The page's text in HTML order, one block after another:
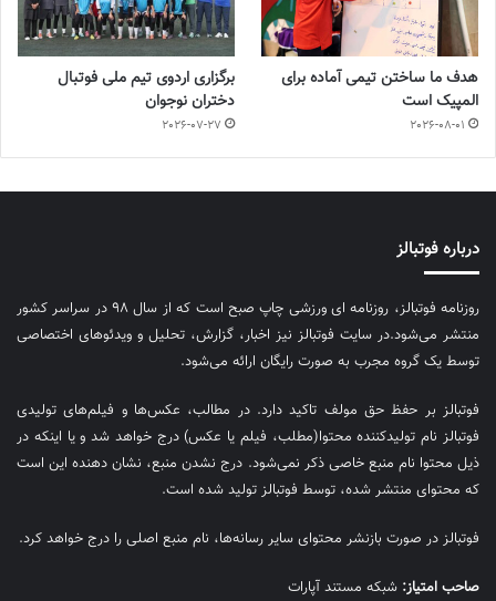
هدف ما ساختن تیمی آماده برای
المپیک است
2026-08-01
برگزاری اردوی تیم ملی فوتبال
دختران نوجوان
2026-07-27
درباره فوتبالز
روزنامه فوتبالز، روزنامه ای ورزشی چاپ صبح است که از سال ۹۸ در سراسر کشور
منتشر می‌شود.در سایت فوتبالز نیز اخبار، گزارش، تحلیل و ویدئوهای اختصاصی
توسط یک گروه مجرب به صورت رایگان ارائه می‌شود.
فوتبالز بر حفظ حق مولف تاکید دارد. در مطالب، عکس‌ها و فیلم‌های تولیدی
فوتبالز نام تولیدکننده محتوا(مطلب، فیلم یا عکس) درج خواهد شد و یا اینکه در
ذیل محتوا نام منبع خاصی ذکر نمی‌‎شود. درج نشدن منبع، نشان دهنده این است
که محتوای منتشر شده، توسط فوتبالز تولید شده است.
فوتبالز در صورت بازنشر محتوای سایر رسانه‌ها، نام منبع اصلی را درج خواهد کرد.
صاحب امتیاز: شبکه مستند آپارات